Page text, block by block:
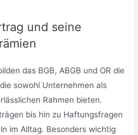
und seine
das BGB, ABGB und OR die
sowohl Unternehmen als
Rahmen bieten.
bis hin zu Haftungsfragen
im Alltag. Besonders wichtig